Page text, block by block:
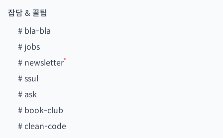
잡담 & 꿀팁
# bla-bla
# jobs
# newsletter
#ssul
# ask
# book-club
#clean-code